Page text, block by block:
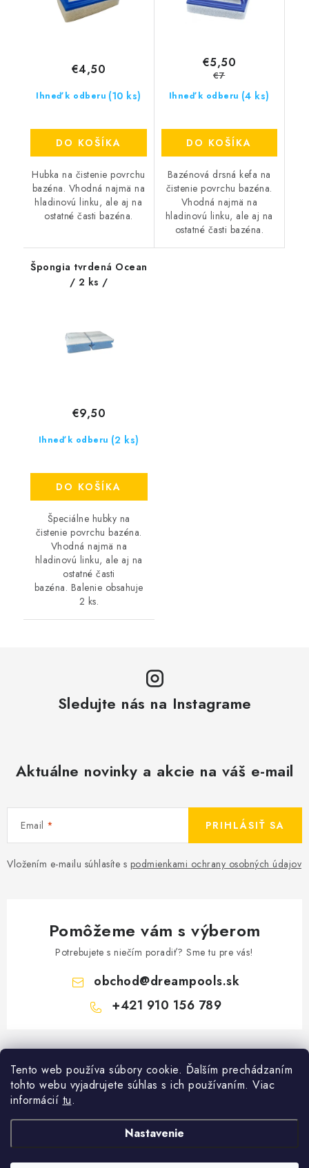
Tento web používa súbory cookie. Ďalším prechádzaním
tohto webu vyjadrujete súhlas s ich používaním. Viac
informácií tu.
Nastavenie
Ihneď k odberu (10 ks)
€4,50
DO KOŠÍKA
Hubka na čistenie povrchu
bazéna. Vhodná najmä na
hladinovú linku, ale aj na
ostatné časti bazéna.
Ihneď k odberu (4 ks)
€5,50
€7
DO KOŠÍKA
Bazénová drsná kefa na
čistenie povrchu bazéna.
Vhodná najmä na
hladinovú linku, ale aj na
ostatné časti bazéna.
Špongia tvrdená Ocean
/ 2 ks /
Ihneď k odberu (2 ks)
€9,50
DO KOŠÍKA
Špeciálne hubky na
čistenie povrchu bazéna.
Vhodná najmä na
hladinovú linku, ale aj na
ostatné časti
bazéna. Balenie obsahuje
2 ks.
Sledujte nás na Instagrame
Aktuálne novinky a akcie na váš e-mail
Email
Vložením e-mailu súhlasíte s podmienkami ochrany osobných údajov
PRIHLÁSIŤ SA
Pomôžeme vám s výberom
Potrebujete s niečím poradiť? Sme tu pre vás!
obchod@dreampools.sk
+421 910 156 789
Z
á
Informácie pre vás
Všeobecné obchodné podmienky
Reklamačný poriadok
Ochrana osobných údajov
Facebook
E-mail